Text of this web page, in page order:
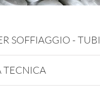
SOFFIAGGIO - TUBI
TECNICA